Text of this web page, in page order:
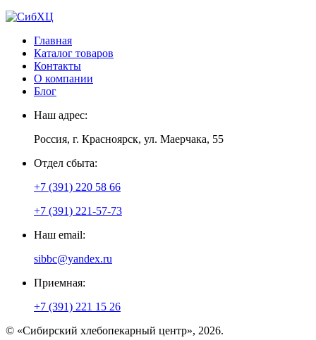
Главная
Каталог товаров
Контакты
О компании
Блог
Наш адрес:
Россия, г. Красноярск, ул. Маерчака, 55
Отдел сбыта:
+7 (391) 220 58 66
+7 (391) 221-57-73
Наш email:
sibbc@yandex.ru
Приемная:
+7 (391) 221 15 26
© «Сибирский хлебопекарный центр», 2026.